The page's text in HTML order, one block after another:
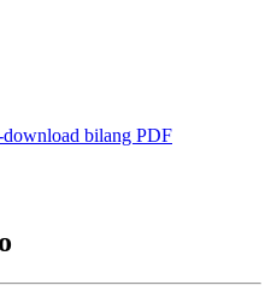
bilang PDF